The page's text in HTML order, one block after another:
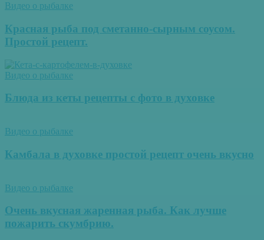
Видео о рыбалке
Красная рыба под сметанно-сырным соусом.
Простой рецепт.
Видео о рыбалке
Блюда из кеты рецепты с фото в духовке
Видео о рыбалке
Камбала в духовке простой рецепт очень вкусно
Видео о рыбалке
Очень вкусная жаренная рыба. Как лучше
пожарить скумбрию.